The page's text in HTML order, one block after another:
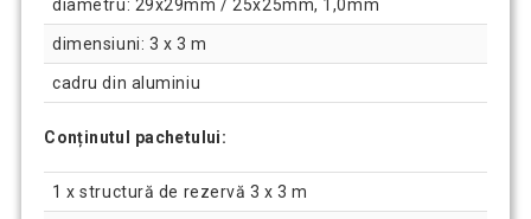
diametru: 29x29mm / 25x25mm, 1,0mm
dimensiuni: 3 x 3 m
cadru din aluminiu
Conținutul pachetului:
1 x structură de rezervă 3 x 3 m